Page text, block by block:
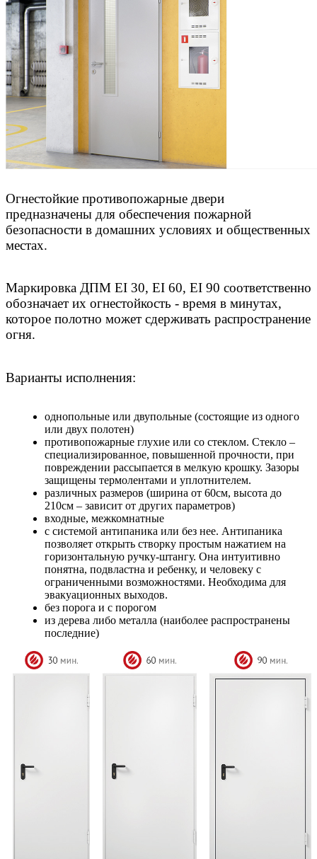
Огнестойкие противопожарные двери
предназначены для обеспечения пожарной
безопасности в домашних условиях и общественных
местах.
Маркировка ДПМ EI 30, EI 60, EI 90 соответственно
обозначает их огнестойкость - время в минутах,
которое полотно может сдерживать распространение
огня.
Варианты исполнения:
однопольные или двупольные (состоящие из одного
или двух полотен)
противопожарные глухие или со стеклом. Стекло –
специализированное, повышенной прочности, при
повреждении рассыпается в мелкую крошку. Зазоры
защищены термолентами и уплотнителем.
различных размеров (ширина от 60см, высота до
210см – зависит от других параметров)
входные, межкомнатные
с системой антипаника или без нее. Антипаника
позволяет открыть створку простым нажатием на
горизонтальную ручку-штангу. Она интуитивно
понятна, подвластна и ребенку, и человеку с
ограниченными возможностями. Необходима для
эвакуационных выходов.
без порога и с порогом
из дерева либо металла (наиболее распространены
последние)